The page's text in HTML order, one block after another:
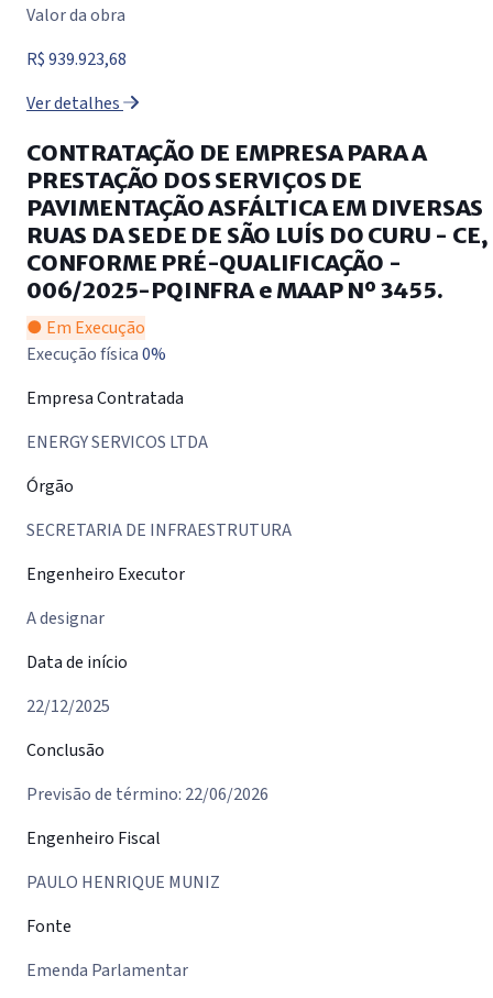
Valor da obra
R$ 939.923,68
Ver detalhes
CONTRATAÇÃO DE EMPRESA PARA A
PRESTAÇÃO DOS SERVIÇOS DE
PAVIMENTAÇÃO ASFÁLTICA EM DIVERSAS
RUAS DA SEDE DE SÃO LUÍS DO CURU - CE,
CONFORME PRÉ-QUALIFICAÇÃO -
006/2025-PQINFRA e MAAP Nº 3455.
● Em Execução
Execução física0%
Empresa Contratada
ENERGY SERVICOS LTDA
Órgão
SECRETARIA DE INFRAESTRUTURA
Engenheiro Executor
A designar
Data de início
22/12/2025
Conclusão
Previsão de término: 22/06/2026
Engenheiro Fiscal
PAULO HENRIQUE MUNIZ
Fonte
Emenda Parlamentar